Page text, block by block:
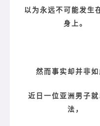
以为永远不可能发生
身上。
然而事实却并非如
近日一位亚洲男子就
法，